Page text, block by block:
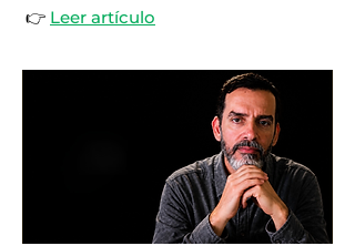
👉 Leer artículo